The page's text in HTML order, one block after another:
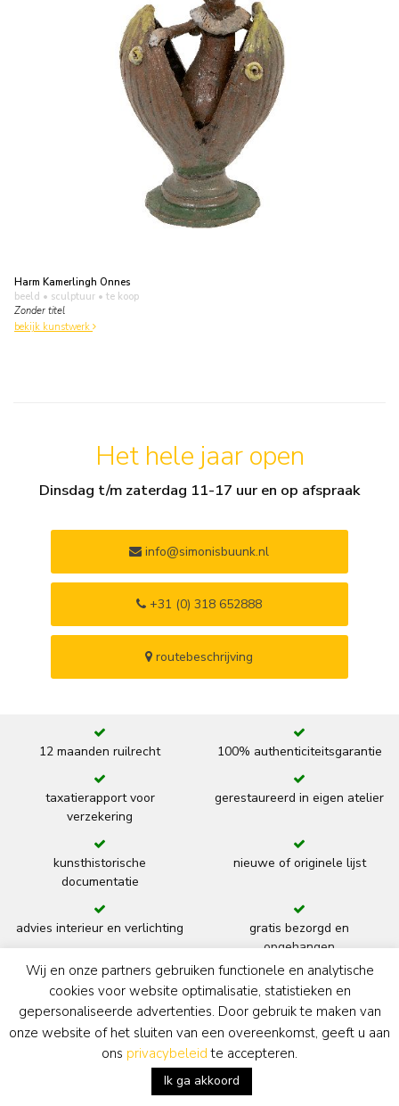
Harm Kamerlingh Onnes
beeld • sculptuur • te koop
Zonder titel
bekijk kunstwerk
Het hele jaar open
Dinsdag t/m zaterdag 11-17 uur en op afspraak
info@simonisbuunk.nl
+31 (0) 318 652888
routebeschrijving
12 maanden ruilrecht 100% authenticiteitsgarantie
taxatierapport voor
verzekering
gerestaureerd in eigen atelier
kunsthistorische
documentatie
nieuwe of originele lijst
advies interieur en verlichting
gratis bezorgd en
opgehangen
terug
Kunsthandel Simonis & Buunk
Wij en onze partners gebruiken functionele en analytische
cookies voor website optimalisatie, statistieken en
gepersonaliseerde advertenties. Door gebruik te maken van
onze website of het sluiten van een overeenkomst, geeft u aan
ons privacybeleid te accepteren.
Ik ga akkoord